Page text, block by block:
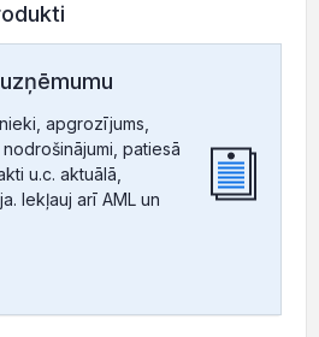
apgrozījums,
patiesā
u.c. aktuālā,
Iekļauj arī AML un